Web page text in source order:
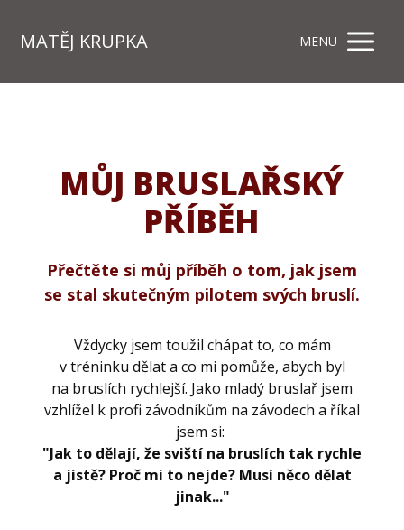
MATĚJ KRUPKA MENU
MŮJ BRUSLAŘSKÝ
PŘÍBĚH
Přečtěte si můj příběh o tom, jak jsem
se stal skutečným pilotem svých bruslí.
Vždycky jsem toužil chápat to, co mám
v tréninku dělat a co mi pomůže, abych byl
na bruslích rychlejší. Jako mladý bruslař jsem
vzhlížel k profi závodníkům na závodech a říkal
jsem si:
"Jak to dělají, že sviští na bruslích tak rychle
a jistě? Proč mi to nejde? Musí něco dělat
jinak..."